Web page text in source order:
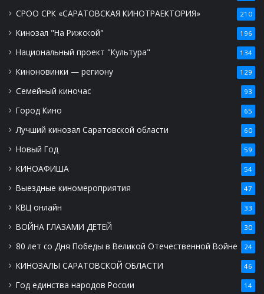
СРОО СРК «САРАТОВСКАЯ КИНОТРАЕКТОРИЯ» 210
Кинозал "На Рижской" 196
Национальный проект "Культура" 134
Киноновинки — региону 129
Семейный киночас 93
Город Кино 65
Лучший кинозал Саратовской области 60
Новый Год 59
КИНОАФИША 54
Выездные киномероприятия 47
КВЦ онлайн 33
ВОЙНА ГЛАЗАМИ ДЕТЕЙ 30
80 лет со Дня Победы в Великой Отечественной Войне 24
КИНОЗАЛЫ САРАТОВСКОЙ ОБЛАСТИ 46
Год единства народов России 14